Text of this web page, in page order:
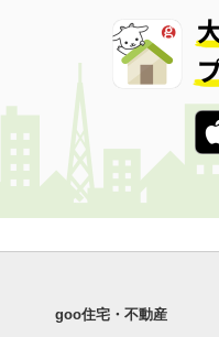
goo住宅・不動産